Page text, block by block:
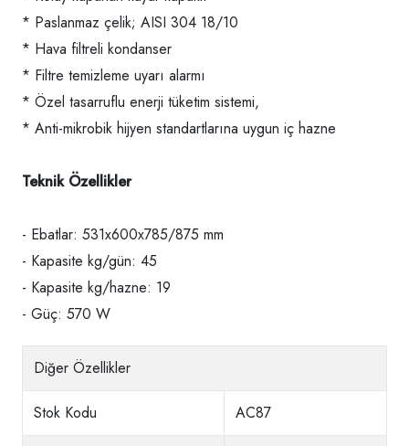
* Paslanmaz çelik; AISI 304 18/10
* Hava filtreli kondanser
* Filtre temizleme uyarı alarmı
* Özel tasarruflu enerji tüketim sistemi,
* Anti-mikrobik hijyen standartlarına uygun iç hazne
Teknik Özellikler
- Ebatlar: 531x600x785/875 mm
- Kapasite kg/gün: 45
- Kapasite kg/hazne: 19
- Güç: 570 W
Diğer Özellikler
Stok Kodu AC87